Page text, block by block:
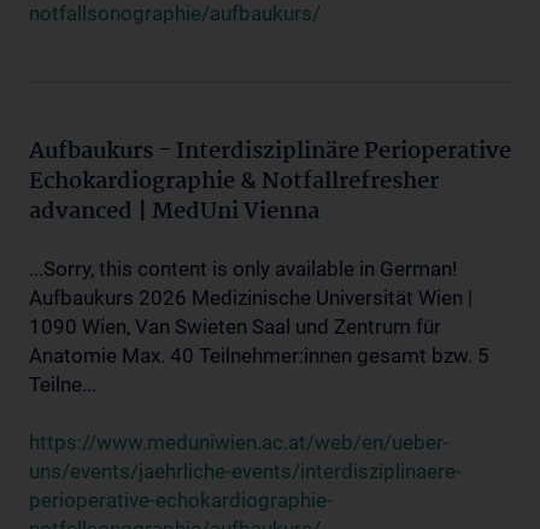
notfallsonographie/aufbaukurs/
Aufbaukurs - Interdisziplinäre Perioperative
Echokardiographie & Notfallrefresher
advanced | MedUni Vienna
...Sorry, this content is only available in German!
Aufbaukurs 2026 Medizinische Universität Wien |
1090 Wien, Van Swieten Saal und Zentrum für
Anatomie Max. 40 Teilnehmer:innen gesamt bzw. 5
Teilne...
https://www.meduniwien.ac.at/web/en/ueber-
uns/events/jaehrliche-events/interdisziplinaere-
perioperative-echokardiographie-